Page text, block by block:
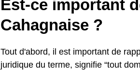
Est-ce important
Cahagnaise ?
Tout d'abord, il est important de
juridique du terme, signifie “tout